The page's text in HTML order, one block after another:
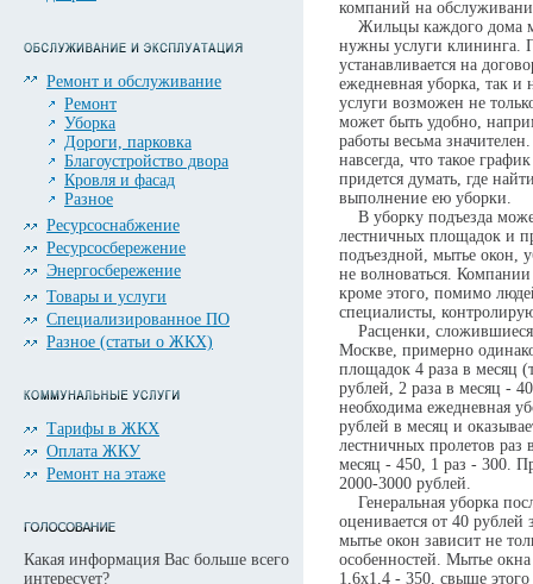
Ремонт и обслуживание
Ремонт
Уборка
Дороги, парковка
Благоустройство двора
Кровля и фасад
Разное
Ресурсоснабжение
Ресурсосбережение
Энергосбережение
Товары и услуги
Специализированное ПО
Разное (статьи о ЖКХ)
Тарифы в ЖКХ
Оплата ЖКУ
Ремонт на этаже
Какая информация Вас больше всего
интересует?
компаний на
Жильцы каждого дома
нужны услуги клининга.
устанавливается на
ежедневная уборка, так и
услуги возможен не
может быть удобно,
работы весьма
навсегда, что такое
придется думать, где
выполнение ею уборки.
В уборку подъезда
лестничных площадок и
подъездной, мытье окон,
не волноваться.
кроме этого, помимо
специалисты,
Расценки,
Москве, примерно
площадок 4 раза в месяц
рублей, 2 раза в месяц -
необходима ежедневная
рублей в месяц и
лестничных пролетов раз
месяц - 450, 1 раз - 300.
2000-3000 рублей.
Генеральная уборка
оценивается от 40
мытье окон зависит не
особенностей. Мытье
1,6х1,4 - 350, свыше